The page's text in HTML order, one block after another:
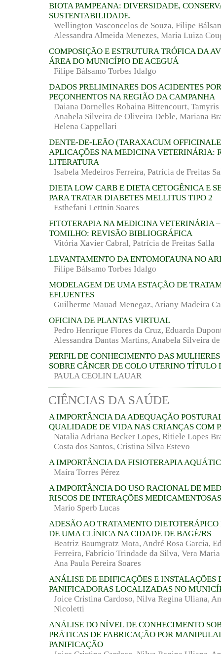
BIOTA PAMPEANA: DIVERSIDADE,
SUSTENTABILIDADE.
Wellington Vasconcelos de Souza, Filipe
Alessandra Almeida Menezes, Maria Luiza
COMPOSIÇÃO E ESTRUTURA TRÓFICA DA
ÁREA DO MUNICÍPIO DE ACEGUÁ
Filipe Bálsamo Torbes Idalgo
DADOS PRELIMINARES DOS ACIDENTES
PEÇONHENTOS NA REGIÃO DA CAMPANHA
Daiana Dornelles Robaina Bittencourt, Tamyris
Anabela Silveira de Oliveira Deble, Mariana
Helena Cappellari
DENTE-DE-LEÃO (TARAXACUM
APLICAÇÕES NA MEDICINA VETERINÁRIA:
LITERATURA
Isabela Medeiros Ferreira, Patrícia de Freitas
DIETA LOW CARB E DIETA CETOGÊNICA E
PARA TRATAR DIABETES MELLITUS TIPO 2
Esthefani Lettnin Soares
FITOTERAPIA NA MEDICINA VETERINÁRIA
TOMILHO: REVISÃO BIBLIOGRÁFICA
Vitória Xavier Cabral, Patrícia de Freitas Salla
LEVANTAMENTO DA ENTOMOFAUNA NO
Filipe Bálsamo Torbes Idalgo
MODELAGEM DE UMA ESTAÇÃO DE
EFLUENTES
Guilherme Mauad Menegaz, Ariany Madeira
OFICINA DE PLANTAS VIRTUAL
Pedro Henrique Flores da Cruz, Eduarda
Alessandra Dantas Martins, Anabela Silveira
PERFIL DE CONHECIMENTO DAS
SOBRE CÂNCER DE COLO UTERINO TÍTULO
PAULA CEOLIN LAUAR
CIÊNCIAS DA SAÚDE
A IMPORTÂNCIA DA ADEQUAÇÃO
QUALIDADE DE VIDA NAS CRIANÇAS COM
Natalia Adriana Becker Lopes, Ritiele Lopes
Costa dos Santos, Cristina Silva Estevo
A IMPORTÂNCIA DA FISIOTERAPIA
Maíra Torres Pérez
A IMPORTÂNCIA DO USO RACIONAL DE
RISCOS DE INTERAÇÕES MEDICAMENTOSAS
Mario Sperb Lucas
ADESÃO AO TRATAMENTO DIETOTERÁPICO
DE UMA CLÍNICA NA CIDADE DE BAGÉ/RS
Beatriz Baumgratz Mota, André Rosa Garcia,
Ferreira, Fabrício Trindade da Silva, Vera
Ana Paula Pereira Soares
ANÁLISE DE EDIFICAÇÕES E INSTALAÇÕES
PANIFICADORAS LOCALIZADAS NO
Joice Cristina Cardoso, Nilva Regina Uliana,
Nicoletti
ANÁLISE DO NÍVEL DE CONHECIMENTO
PRÁTICAS DE FABRICAÇÃO POR
PANIFICAÇÃO